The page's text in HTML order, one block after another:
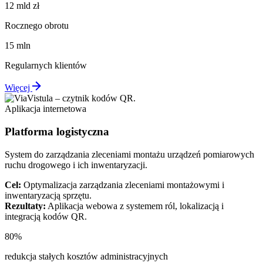
12 mld zł
Rocznego obrotu
15 mln
Regularnych klientów
Więcej
Aplikacja internetowa
Platforma logistyczna
System do zarządzania zleceniami montażu urządzeń pomiarowych
ruchu drogowego i ich inwentaryzacji.
Cel: Optymalizacja zarządzania zleceniami montażowymi i
inwentaryzacją sprzętu.
Rezultaty: Aplikacja webowa z systemem ról, lokalizacją i
integracją kodów QR.
80%
redukcja stałych kosztów administracyjnych